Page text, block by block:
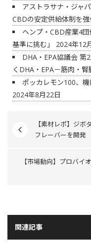
アストラサナ・ジャ
CBDの安定供給体制を
ヘンプ・CBD産業4
基準に挑む」
2024年12
DHA・EPA協議会
くDHA・EPA－筋肉・腎
ポッカレモン100、
2024年8月22日
【素材レポ】ジ
フレーバーを開発
【市場動向】プロバイ
関連記事